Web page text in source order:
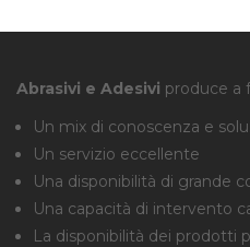
Abrasivi e Adesivi produce a
Un mix di conoscenza e
Un servizio eccellente
Una disponibilità di grande
Una capacità di intervento
La disponibilità dei prodotti